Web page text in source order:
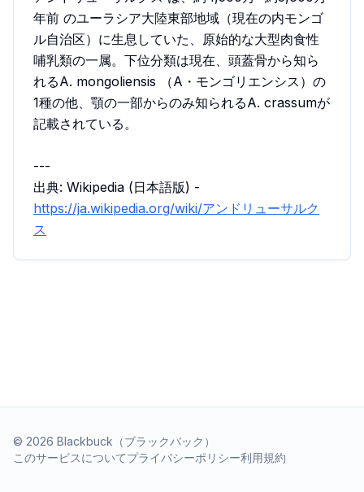
年前 のユーラシア大陸東部地域（現在の内モンゴ
ル自治区）に生息していた、原始的な大型肉食性
哺乳類の一属。下位分類は現在、頭蓋骨から知ら
れるA. mongoliensis （A・モンゴリエンシス）の
1種の他、顎の一部からのみ知られるA. crassumが
記載されている。
---
出典: Wikipedia (日本語版) -
https://ja.wikipedia.org/wiki/アンドリューサルク
ス
© 2026 Blackbuck（ブラックバック）
このサービスについてプライバシーポリシー利用規約